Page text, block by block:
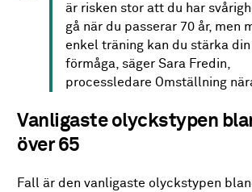
är risken stor att du har
gå när du passerar 70 år, men
enkel träning kan du stärka din
förmåga, säger Sara Fredin,
processledare Omställning
Vanligaste olyckstypen
över 65
Fall är den vanligaste olyckstypen